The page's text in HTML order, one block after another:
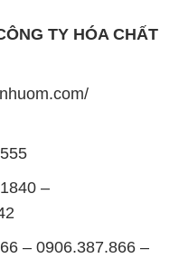
TY HÓA CHẤT
–
– 0906.387.866 –